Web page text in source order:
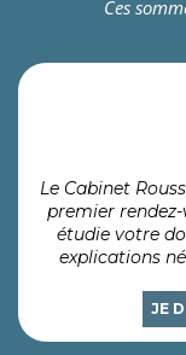
Ces
Le Cabinet
premier
étudie votre
explications
JE